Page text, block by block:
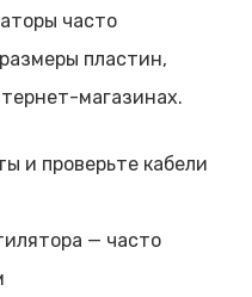
часто
пластин,
магазинах.
и проверьте кабели
— часто